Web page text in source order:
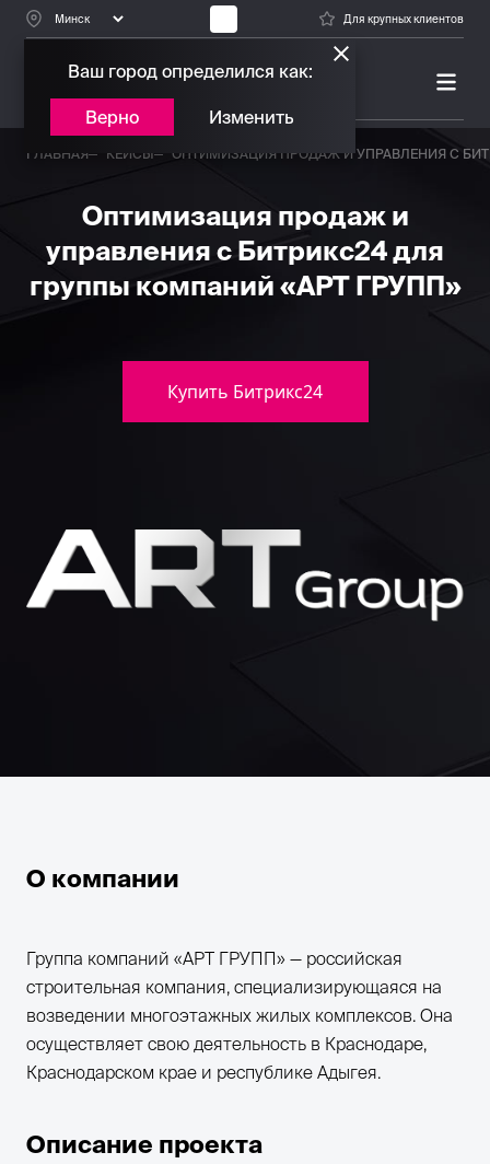
Для крупных клиентов
БИТРИКС24
ГЛАВНАЯ КЕЙСЫ ОПТИМИЗАЦИЯ ПРОДАЖ И УПРАВЛЕНИЯ С
Оптимизация продаж и
управления с Битрикс24 для
группы компаний «АРТ ГРУПП»
Купить Битрикс24
О компании
Группа компаний «АРТ ГРУПП» — российская
строительная компания, специализирующаяся на
возведении многоэтажных жилых комплексов. Она
осуществляет свою деятельность в Краснодаре,
Краснодарском крае и республике Адыгея.
Описание проекта
Ваш город определился как:
Верно Изменить